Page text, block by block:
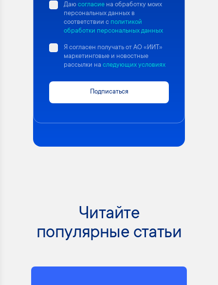
Даюсогласие на обработку моих
персональных данных в
соответствии с политикой
обработки персональных данных
Я согласен получать от АО «ИИТ»
маркетинговые и новостные
рассылки на следующих условиях
Подписаться
Читайте
популярные статьи